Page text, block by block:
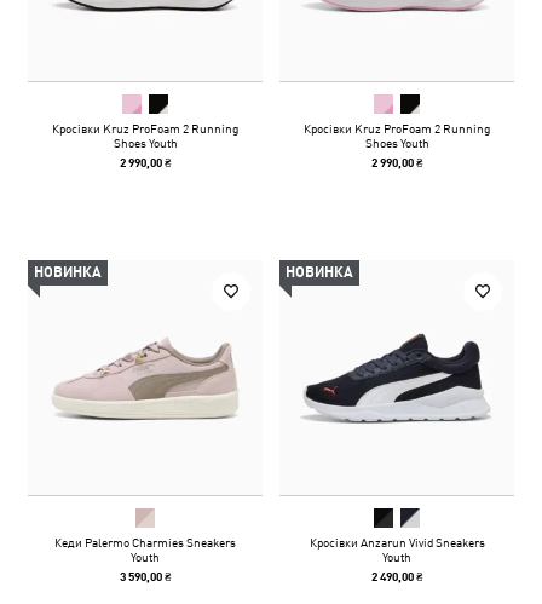
Кросівки Kruz ProFoam 2 Running
Shoes Youth
2 990,00 ₴
Кросівки Kruz ProFoam 2 Running
Shoes Youth
2 990,00 ₴
НОВИНКА
Кеди Palermo Charmies Sneakers
Youth
3 590,00 ₴
НОВИНКА
Кросівки Anzarun Vivid Sneakers
Youth
2 490,00 ₴